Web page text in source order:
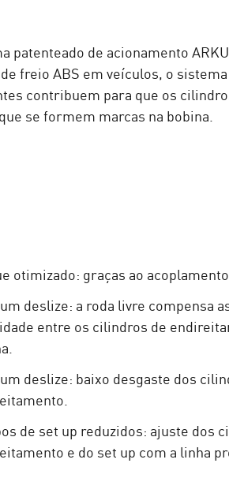
patenteado de acionamento
freio ABS em veículos, o
contribuem para que os
se formem marcas na bobina.
otimizado: graças ao
deslize: a roda livre compensa
entre os cilindros de
deslize: baixo desgaste dos
de set up reduzidos: ajuste dos
e do set up com a linha